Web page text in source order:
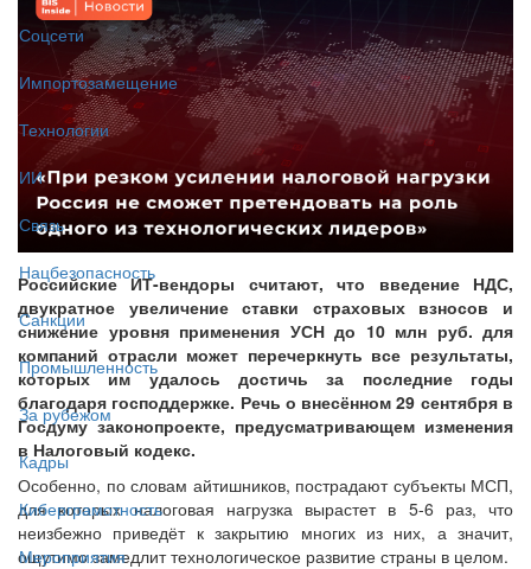
Соцсети
Импортозамещение
Технологии
ИИ
Связь
Нацбезопасность
Санкции
Промышленность
За рубежом
Кадры
Киберграмотность
Мероприятия
Российские ИТ-вендоры считают, что введение НДС,
двукратное увеличение ставки страховых взносов и
снижение уровня применения УСН до 10 млн руб. для
компаний отрасли может перечеркнуть все результаты,
которых им удалось достичь за последние годы
благодаря господдержке. Речь о внесённом 29 сентября в
Госдуму законопроекте, предусматривающем изменения
в Налоговый кодекс.
Особенно, по словам айтишников, пострадают субъекты МСП,
для которых налоговая нагрузка вырастет в 5-6 раз, что
неизбежно приведёт к закрытию многих из них, а значит,
ощутимо замедлит технологическое развитие страны в целом.